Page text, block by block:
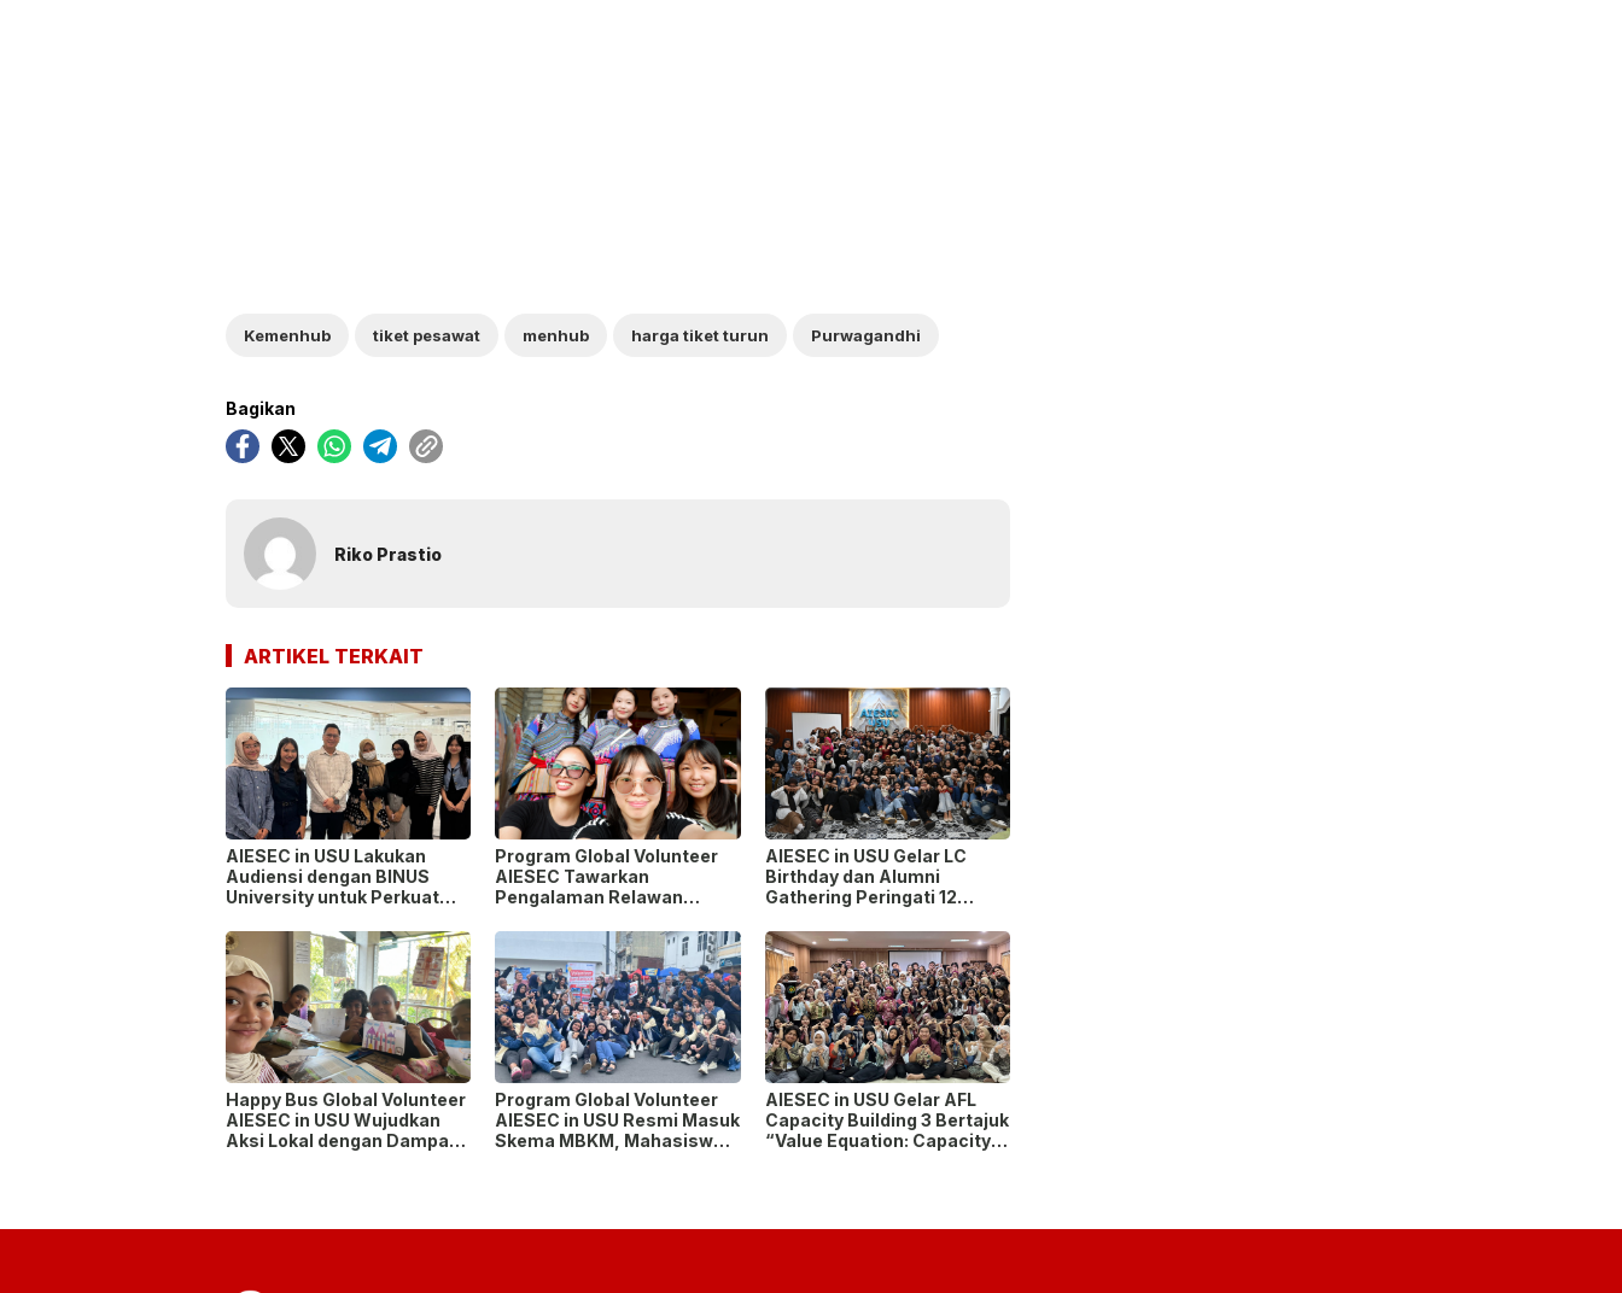
Kemenhub tiket pesawat menhub harga tiket turun Purwagandhi
Bagikan
Riko Prastio
ARTIKEL TERKAIT
AIESEC in USU Lakukan
Audiensi dengan BINUS
University untuk Perkuat
Mahasiswa
Program Global Volunteer
AIESEC Tawarkan
Pengalaman Relawan
AIESEC in USU Gelar LC
Birthday dan Alumni
Gathering Peringati 12
Happy Bus Global Volunteer
AIESEC in USU Wujudkan
Aksi Lokal dengan Dampak
Program Global Volunteer
AIESEC in USU Resmi Masuk
Skema MBKM, Mahasiswa
AIESEC in USU Gelar AFL
Capacity Building 3 Bertajuk
“Value Equation: Capacity